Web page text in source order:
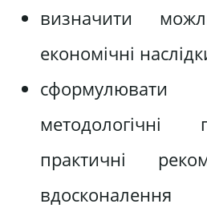
визначити
економічні
методологічні
практичні